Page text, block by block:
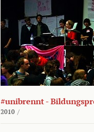
#unibrennt -
2010 /